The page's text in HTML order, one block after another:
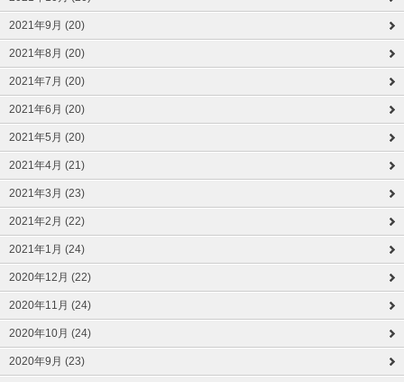
2021年9月 (20)
2021年8月 (20)
2021年7月 (20)
2021年6月 (20)
2021年5月 (20)
2021年4月 (21)
2021年3月 (23)
2021年2月 (22)
2021年1月 (24)
2020年12月 (22)
2020年11月 (24)
2020年10月 (24)
2020年9月 (23)